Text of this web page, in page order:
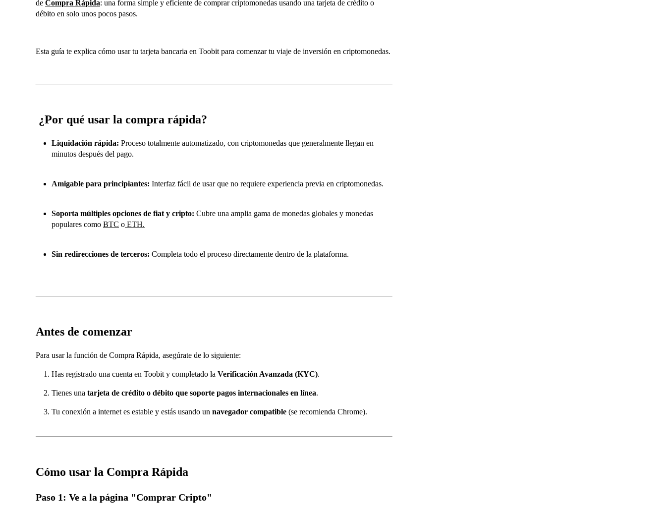
de Compra Rápida: una forma simple y eficiente de comprar criptomonedas usando una tarjeta de crédito o
débito en solo unos pocos pasos.
Esta guía te explica cómo usar tu tarjeta bancaria en Toobit para comenzar tu viaje de inversión en criptomonedas.
¿Por qué usar la compra rápida?
Liquidación rápida: Proceso totalmente automatizado, con criptomonedas que generalmente llegan en
minutos después del pago.
Amigable para principiantes: Interfaz fácil de usar que no requiere experiencia previa en criptomonedas.
Soporta múltiples opciones de fiat y cripto: Cubre una amplia gama de monedas globales y monedas
populares como BTC o ETH.
Sin redirecciones de terceros: Completa todo el proceso directamente dentro de la plataforma.
Antes de comenzar
Para usar la función de Compra Rápida, asegúrate de lo siguiente:
Has registrado una cuenta en Toobit y completado la Verificación Avanzada (KYC).
Tienes una tarjeta de crédito o débito que soporte pagos internacionales en línea.
Tu conexión a internet es estable y estás usando un navegador compatible (se recomienda Chrome).
Cómo usar la Compra Rápida
Paso 1: Ve a la página "Comprar Cripto"